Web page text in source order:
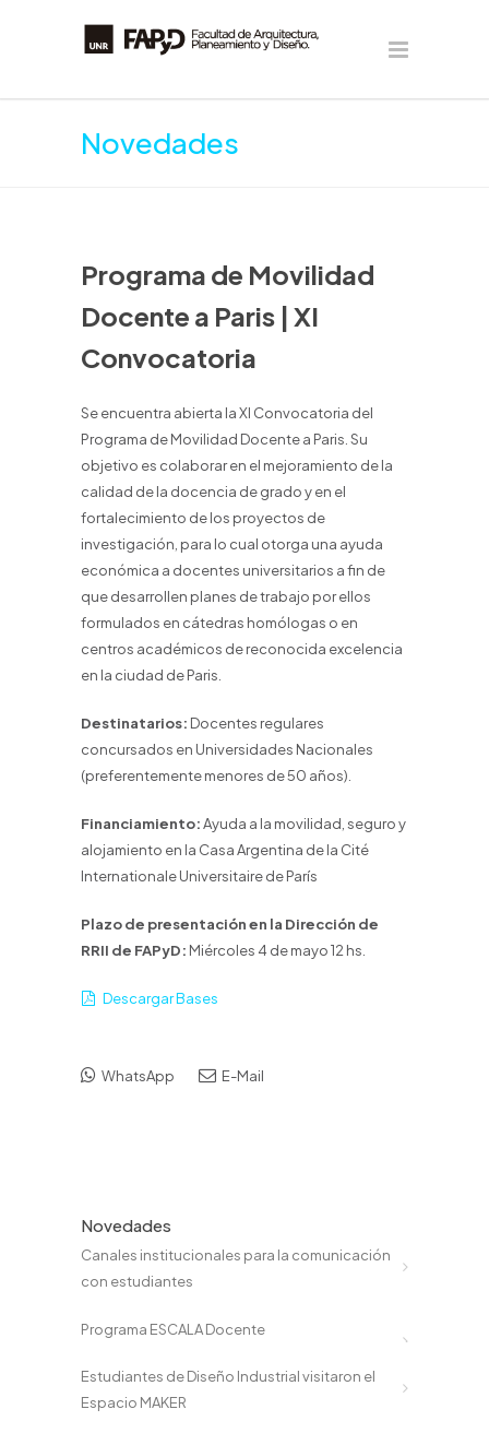
Novedades
Programa de Movilidad
Docente a Paris | XI
Convocatoria
Se encuentra abierta la XI Convocatoria del
Programa de Movilidad Docente a Paris. Su
objetivo es colaborar en el mejoramiento de la
calidad de la docencia de grado y en el
fortalecimiento de los proyectos de
investigación, para lo cual otorga una ayuda
económica a docentes universitarios a fin de
que desarrollen planes de trabajo por ellos
formulados en cátedras homólogas o en
centros académicos de reconocida excelencia
en la ciudad de Paris.
Destinatarios: Docentes regulares
concursados en Universidades Nacionales
(preferentemente menores de 50 años).
Financiamiento:Ayuda a la movilidad, seguro y
alojamiento en la Casa Argentina de la Cité
Internationale Universitaire de París
Plazo de presentación en la Dirección de
RRII de FAPyD: Miércoles 4 de mayo 12 hs.
Descargar Bases
WhatsApp E-Mail
Novedades
Canales institucionales para la comunicación
con estudiantes
Programa ESCALA Docente
Estudiantes de Diseño Industrial visitaron el
Espacio MAKER